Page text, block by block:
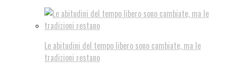
Le abitudini del tempo libero sono cambiate, ma le
tradizioni restano